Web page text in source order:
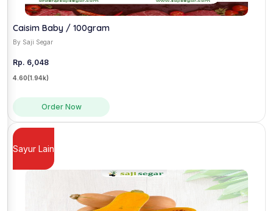
Caisim Baby / 100gram
By Saji Segar
Rp. 6,048
4.60(1.94k)
Order Now
Sayur Lain